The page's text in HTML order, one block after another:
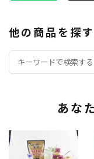
他の商品を探す
あな